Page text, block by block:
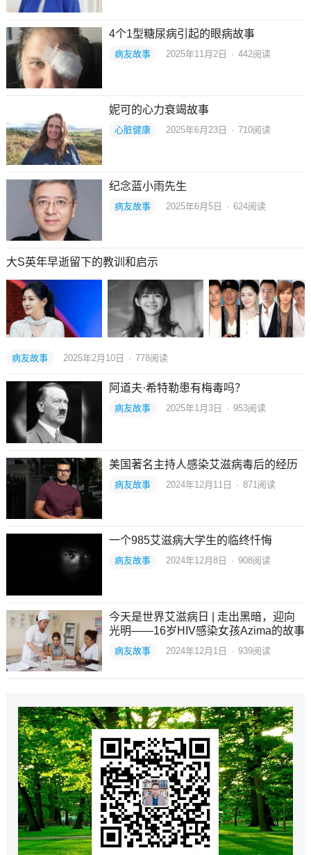
4个1型糖尿病引起的眼病故事
病友故事 2025年11月2日 · 442阅读
妮可的心力衰竭故事
心脏健康 2025年6月23日 · 710阅读
纪念蓝小雨先生
病友故事 2025年6月5日 · 624阅读
大S英年早逝留下的教训和启示
病友故事 2025年2月10日 · 778阅读
阿道夫·希特勒患有梅毒吗？
病友故事 2025年1月3日 · 953阅读
美国著名主持人感染艾滋病毒后的经历
病友故事 2024年12月11日 · 871 阅读
一个985艾滋病大学生的临终忏悔
病友故事 2024年12月8日 · 908阅读
今天是世界艾滋病日 | 走出黑暗，迎向
光明——16岁HIV感染女孩Azima的故事
病友故事 2024年12月1日 · 939阅读